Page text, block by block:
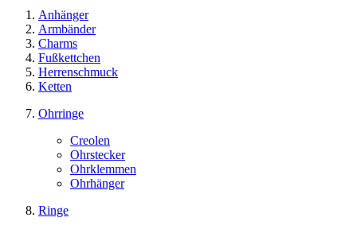
Anhänger
Armbänder
Charms
Fußkettchen
Herrenschmuck
Ketten
Ohrringe
Creolen
Ohrstecker
Ohrklemmen
Ohrhänger
Ringe